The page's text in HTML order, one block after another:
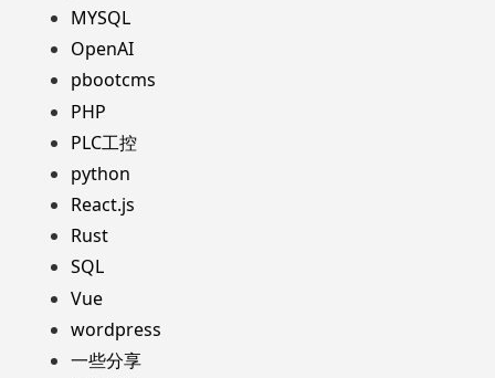
MYSQL
OpenAI
pbootcms
PHP
PLC工控
python
React.js
Rust
SQL
Vue
wordpress
一些分享